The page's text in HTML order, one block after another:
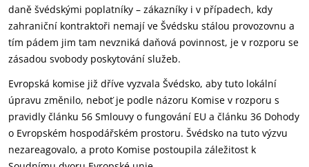
daně švédskými poplatníky – zákazníky i v případech, kdy
zahraniční kontraktoři nemají ve Švédsku stálou provozovnu a
tím pádem jim tam nevzniká daňová povinnost, je v rozporu se
zásadou svobody poskytování služeb.
Evropská komise již dříve vyzvala Švédsko, aby tuto lokální
úpravu změnilo, neboť je podle názoru Komise v rozporu s
pravidly článku 56 Smlouvy o fungování EU a článku 36 Dohody
o Evropském hospodářském prostoru. Švédsko na tuto výzvu
nezareagovalo, a proto Komise postoupila záležitost k